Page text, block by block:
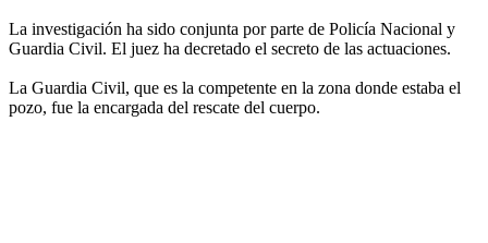
La investigación ha sido conjunta por parte de Policía Nacional y
Guardia Civil. El juez ha decretado el secreto de las actuaciones.
La Guardia Civil, que es la competente en la zona donde estaba el
pozo, fue la encargada del rescate del cuerpo.